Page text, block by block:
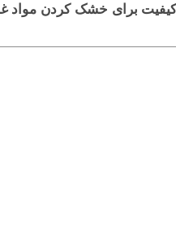
برای خشک کردن مواد